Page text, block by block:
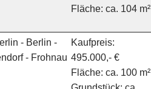
Fläche: ca. 104 m²
- Berlin -
- Frohnau
Kaufpreis:
495.000,- €
Fläche: ca. 100 m²